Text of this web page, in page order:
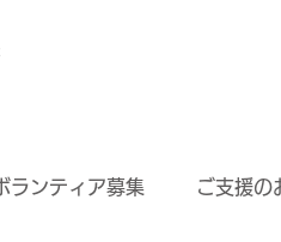
ランティア募集 ご支援の